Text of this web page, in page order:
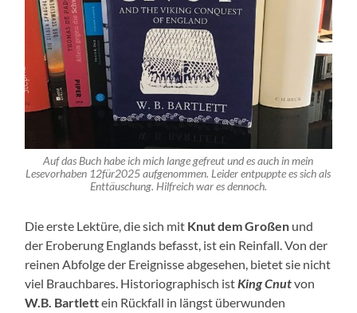
Auf das Buch habe ich mich lange gefreut und es auch in mein
Lesevorhaben 12für2025 aufgenommen. Leider entpuppte es sich als
Enttäuschung. Hilfreich war es dennoch.
Die erste Lektüre, die sich mit Knut dem Großen und
der Eroberung Englands befasst, ist ein Reinfall. Von der
reinen Abfolge der Ereignisse abgesehen, bietet sie nicht
viel Brauchbares. Historiographisch istKing Cnutvon
W.B. Bartlettein Rückfall in längst überwunden